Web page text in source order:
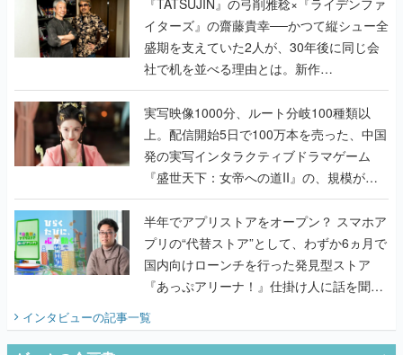
『TATSUJIN』の弓削雅稔×『ライデンファ
イターズ』の齋藤貴幸──かつて縦シュー全
盛期を支えていた2人が、30年後に同じ会
社で机を並べる理由とは。新作
『TATSUJIN EXTREME』で初タッグを組
んだレジェンド2人に訊く開発秘話
実写映像1000分、ルート分岐100種類以
上。配信開始5日で100万本を売った、中国
発の実写インタラクティブドラマゲーム
『盛世天下：女帝への道II』の、規模が違
うこだわりをプロデューサーに聞いた
半年でアプリストアをオープン？ スマホア
プリの“代替ストア”として、わずか6ヵ月で
国内向けローンチを行った発見型ストア
『あっぷアリーナ！』仕掛け人に話を聞い
てみた
インタビューの記事一覧